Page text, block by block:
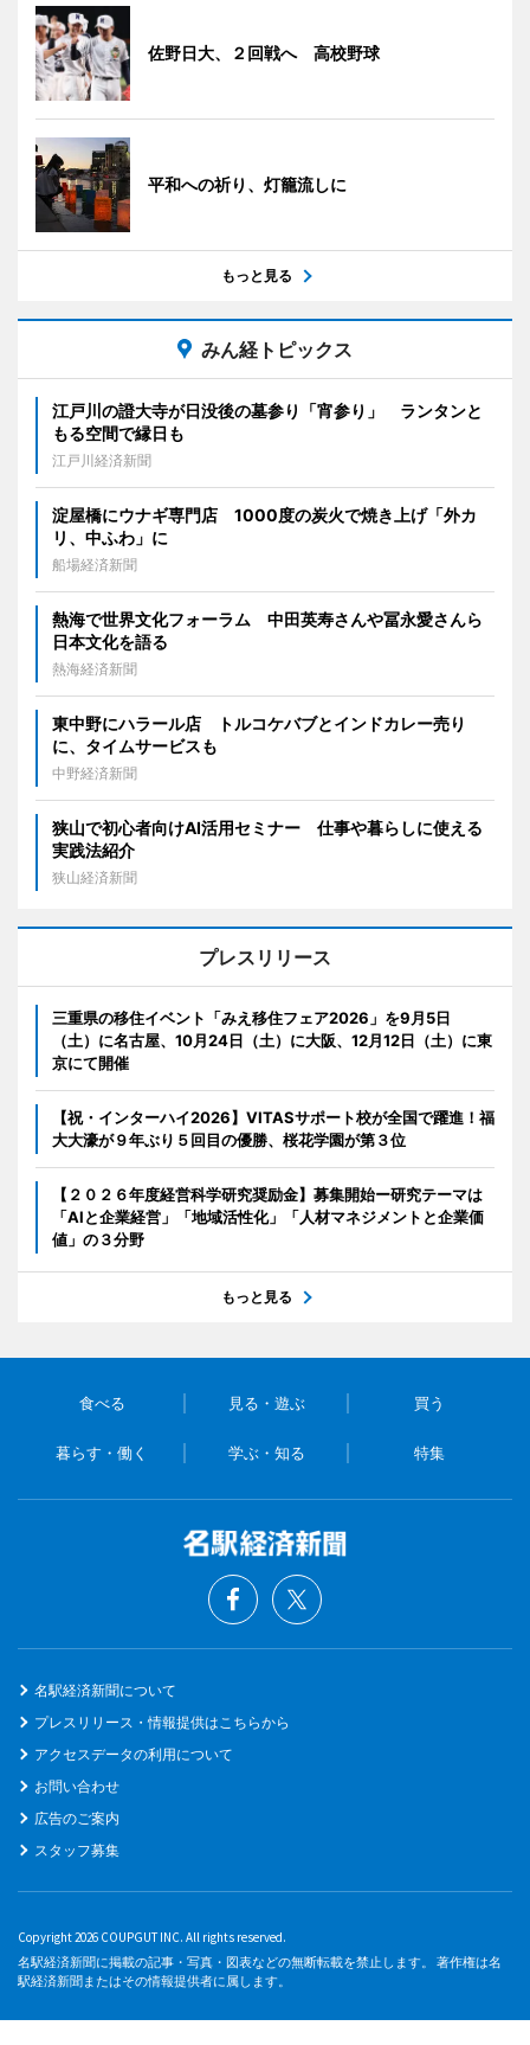
佐野日大、２回戦へ 高校野球
平和への祈り、灯籠流しに
もっと見る
みん経トピックス
江戸川の證大寺が日没後の墓参り「宵参り」 ランタンと
もる空間で縁日も
江戸川経済新聞
淀屋橋にウナギ専門店 1000度の炭火で焼き上げ「外カ
リ、中ふわ」に
船場経済新聞
熱海で世界文化フォーラム 中田英寿さんや冨永愛さんら
日本文化を語る
熱海経済新聞
東中野にハラール店 トルコケバブとインドカレー売り
に、タイムサービスも
中野経済新聞
狭山で初心者向けAI活用セミナー 仕事や暮らしに使える
実践法紹介
狭山経済新聞
プレスリリース
三重県の移住イベント「みえ移住フェア2026」を9月5日
（土）に名古屋、10月24日（土）に大阪、12月12日（土）に東
京にて開催
【祝・インターハイ2026】VITASサポート校が全国で躍進！福
大大濠が９年ぶり５回目の優勝、桜花学園が第３位
【２０２６年度経営科学研究奨励金】募集開始ー研究テーマは
「AIと企業経営」「地域活性化」「人材マネジメントと企業価
値」の３分野
もっと見る
食べる 見る・遊ぶ 買う
暮らす・働く 学ぶ・知る 特集
名駅経済新聞について
プレスリリース・情報提供はこちらから
アクセスデータの利用について
お問い合わせ
広告のご案内
スタッフ募集
Copyright 2026 COUPGUT INC. All rights reserved.
名駅経済新聞に掲載の記事・写真・図表などの無断転載を禁止します。 著作権は名
駅経済新聞またはその情報提供者に属します。